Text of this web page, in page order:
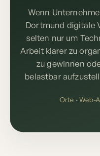
Wenn
Dortmund digitale
selten nur um
Arbeit klarer zu
zu gewinnen
belastbar
Orte ·Web-